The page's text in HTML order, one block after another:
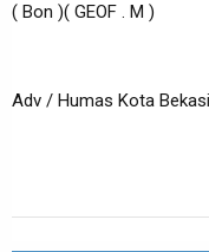
( Bon )( GEOF . M )
Adv / Humas Kota